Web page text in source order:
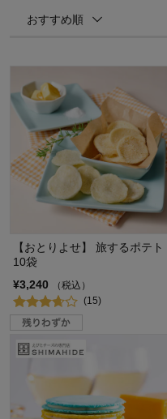
おすすめ順
【おとりよせ】 旅するポテト
10袋
¥3,240
（税込）
(15)